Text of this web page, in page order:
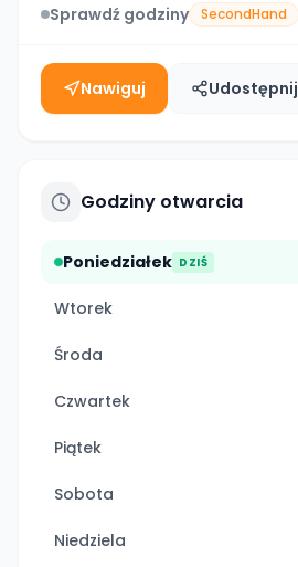
Sprawdź godziny SecondHand
Nawiguj Udostępnij
Godziny otwarcia
Poniedziałek DZIŚ
Wtorek
Środa
Czwartek
Piątek
Sobota
Niedziela